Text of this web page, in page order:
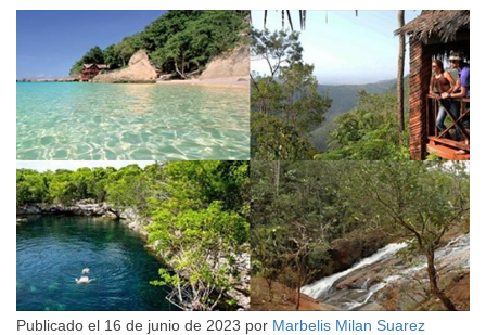
Publicado el 16 de junio de 2023 por Marbelis Milan Suarez